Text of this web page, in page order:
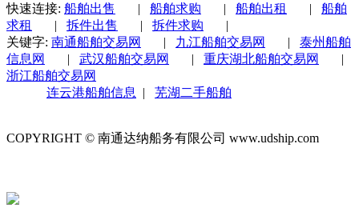
快速连接: 船舶出售 | 船舶求购 | 船舶出租 | 船舶
求租
| 拆件出售 | 拆件求购 |
关键字: 南通船舶交易网 | 九江船舶交易网 | 泰州船舶
信息网
| 武汉船舶交易网 | 重庆湖北船舶交易网
|
浙江船舶交易网
连云港船舶信息
| 芜湖二手船舶
COPYRIGHT © 南通达纳船务有限公司 www.udship.com